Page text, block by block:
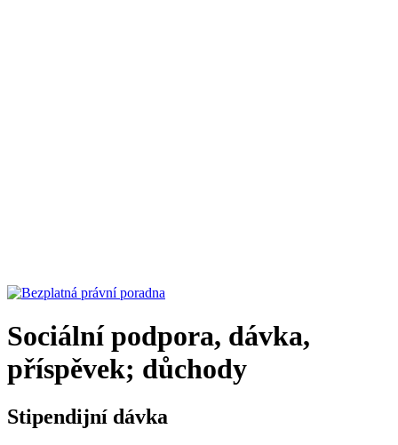
Sociální podpora, dávka,
příspěvek; důchody
Stipendijní dávka